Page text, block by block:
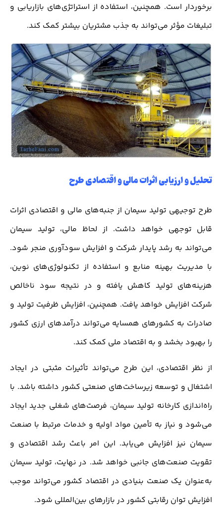
برخوردار است. همچنین، استفاده از استراتژی‌های بازاریابی و
تبلیغات مؤثر می‌تواند به جذب مشتریان بیشتر کمک کند.
تحلیل و ارزیابی اثرات مالی و اقتصادی طرح
طرح توجیهی تولید سیمان از جنبه‌های مالی و اقتصادی اثرات
قابل توجهی خواهد داشت. از لحاظ مالی، تولید سیمان
می‌تواند به رشد پایدار شرکت و افزایش سودآوری منجر شود.
با مدیریت بهینه منابع و استفاده از تکنولوژی‌های نوین،
هزینه‌های تولید کاهش یافته و در نتیجه سود ناخالص
شرکت افزایش خواهد یافت. همچنین، افزایش ظرفیت تولید و
صادرات به کشورهای همسایه می‌تواند درآمدهای ارزی کشور
را بهبود بخشد و به اقتصاد ملی کمک کند.
از نظر اقتصادی، این طرح می‌تواند تأثیرات مثبتی در ایجاد
اشتغال و توسعه زیرساخت‌های صنعتی کشور داشته باشد. با
راه‌اندازی کارخانه تولید سیمان، فرصت‌های شغلی جدید ایجاد
می‌شود و نیاز به تأمین مواد اولیه و خدمات مرتبط با صنعت
سیمان نیز افزایش می‌یابد. این امر باعث رشد اقتصادی و
تقویت صنعت‌های جانبی خواهد شد. در نهایت، تولید سیمان
به‌عنوان یک صنعت بنیادی در اقتصاد کشور می‌تواند موجب
افزایش توان رقابتی کشور در بازارهای بین‌المللی شود.